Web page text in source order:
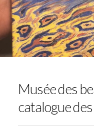
Musée des
catalogue